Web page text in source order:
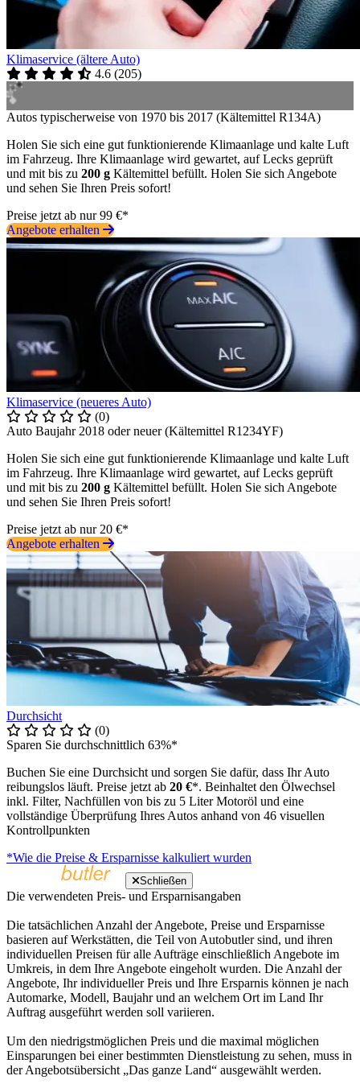
Klimaservice (ältere Auto)
4.6 (205)
Autos typischerweise von 1970 bis 2017 (Kältemittel R134A)
Holen Sie sich eine gut funktionierende Klimaanlage und kalte Luft
im Fahrzeug. Ihre Klimaanlage wird gewartet, auf Lecks geprüft
und mit bis zu 200 g Kältemittel befüllt. Holen Sie sich Angebote
und sehen Sie Ihren Preis sofort!
Preise jetzt ab nur 99 €*
Angebote erhalten
Klimaservice (neueres Auto)
(0)
Auto Baujahr 2018 oder neuer (Kältemittel R1234YF)
Holen Sie sich eine gut funktionierende Klimaanlage und kalte Luft
im Fahrzeug. Ihre Klimaanlage wird gewartet, auf Lecks geprüft
und mit bis zu 200 g Kältemittel befüllt. Holen Sie sich Angebote
und sehen Sie Ihren Preis sofort!
Preise jetzt ab nur 20 €*
Angebote erhalten
Durchsicht
(0)
Sparen Sie durchschnittlich 63%*
Buchen Sie eine Durchsicht und sorgen Sie dafür, dass Ihr Auto
reibungslos läuft. Preise jetzt ab 20 €*. Beinhaltet den Ölwechsel
inkl. Filter, Nachfüllen von bis zu 5 Liter Motoröl und eine
vollständige Überprüfung Ihres Autos anhand von 46 visuellen
Kontrollpunkten
*Wie die Preise & Ersparnisse kalkuliert wurden
Schließen
Die verwendeten Preis- und Ersparnisangaben
Die tatsächlichen Anzahl der Angebote, Preise und Ersparnisse
basieren auf Werkstätten, die Teil von Autobutler sind, und ihren
individuellen Preisen für alle Aufträge einschließlich Angebote im
Umkreis, in dem Ihre Angebote eingeholt wurden. Die Anzahl der
Angebote, Ihr individueller Preis und Ihre Ersparnis können je nach
Automarke, Modell, Baujahr und an welchem Ort im Land Ihr
Auftrag ausgeführt werden soll variieren.
Um den niedrigstmöglichen Preis und die maximal möglichen
Einsparungen bei einer bestimmten Dienstleistung zu sehen, muss in
der Angebotsübersicht „Das ganze Land“ ausgewählt werden.